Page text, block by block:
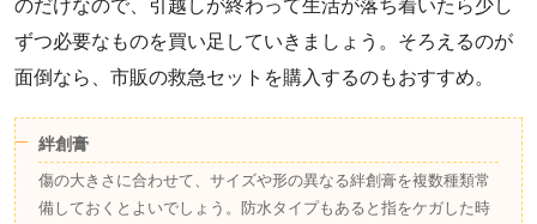
のだけなので、引越しが終わって生活が落ち着いたら少し
ずつ必要なものを買い足していきましょう。そろえるのが
面倒なら、市販の救急セットを購入するのもおすすめ。
絆創膏
傷の大きさに合わせて、サイズや形の異なる絆創膏を複数種類常
備しておくとよいでしょう。防水タイプもあると指をケガした時